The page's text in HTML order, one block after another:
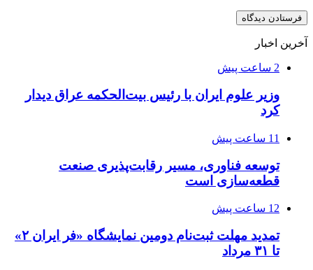
آخرین اخبار
2 ساعت پیش
وزیر علوم ایران با رئیس بیت‌الحکمه عراق دیدار
کرد
11 ساعت پیش
توسعه فناوری، مسیر رقابت‌پذیری صنعت
قطعه‌سازی است
12 ساعت پیش
تمدید مهلت ثبت‌نام دومین نمایشگاه «فر ایران ۲»
تا ۳۱ مرداد